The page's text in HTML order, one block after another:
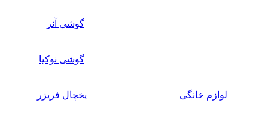
گوشی آنر
گوشی نوکیا
لوازم خانگی یخچال فریزر